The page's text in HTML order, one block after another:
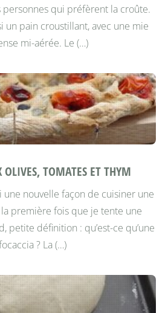
qui préfèrent la croûte.
un pain croustillant, avec une mie
mi-aérée. Le (…)
OLIVES, TOMATES ET THYM
une nouvelle façon de cuisiner une
la première fois que je tente une
petite définition : qu’est-ce qu’une
? La (…)